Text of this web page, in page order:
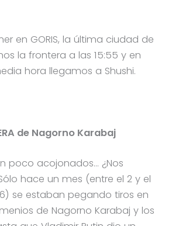
en GORIS, la última ciudad de
la frontera a las 15:55 y en
hora llegamos a Shushi.
de Nagorno Karabaj
poco acojonados… ¿Nos
hace un mes (entre el 2 y el
se estaban pegando tiros en
de Nagorno Karabaj y los